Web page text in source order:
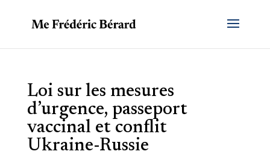
Loi sur les mesures
d’urgence, passeport
vaccinal et conflit
Ukraine-Russie